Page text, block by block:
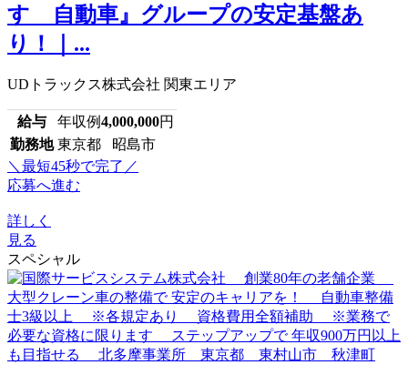
すゞ自動車』グループの安定基盤あ
り！｜...
UDトラックス株式会社 関東エリア
給与 年収例4,000,000円
勤務地 東京都 昭島市
＼最短45秒で完了／
応募へ進む
詳しく
見る
スペシャル